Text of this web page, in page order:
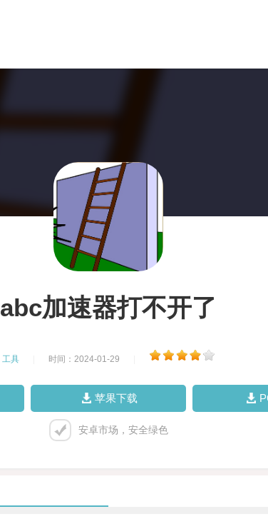
abc加速器打不开了
工具 时间：2024-01-29
苹果下载
安卓市场，安全绿色